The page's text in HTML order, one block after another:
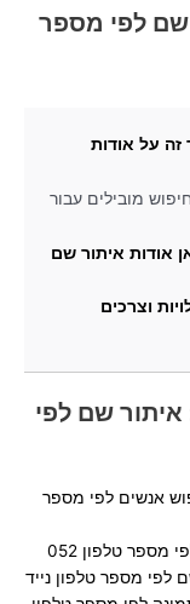
שם לפי מספר
על אודות
מובילים עבור
אודות איתור שם
החיפוש.
וצרכים
שם לפי
חיפוש אנשים לפי מספר
מספר טלפון 052
לפי מספר טלפון נייד